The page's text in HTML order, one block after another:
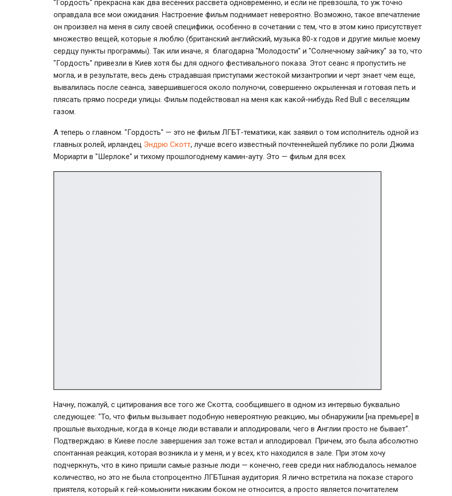
"Гордость" прекрасна как два весенних рассвета одновременно, и если не превзошла, то уж точно
оправдала все мои ожидания. Настроение фильм поднимает невероятно. Возможно, такое впечатление
он произвел на меня в силу своей специфики, особенно в сочетании с тем, что в этом кино присутствует
множество вещей, которые я люблю (британский английский, музыка 80-х годов и другие милые моему
сердцу пункты программы). Так или иначе, я благодарна "Молодости" и "Солнечному зайчику" за то, что
"Гордость" привезли в Киев хотя бы для одного фестивального показа. Этот сеанс я пропустить не
могла, и в результате, весь день страдавшая приступами жестокой мизантропии и черт знает чем еще,
вывалилась после сеанса, завершившегося около полуночи, совершенно окрыленная и готовая петь и
плясать прямо посреди улицы. Фильм подействовал на меня как какой-нибудь Red Bull с веселящим
газом.
А теперь о главном. "Гордость" — это не фильм ЛГБТ-тематики, как заявил о том исполнитель одной из
главных ролей, ирландец Эндрю Скотт, лучше всего известный почтеннейшей публике по роли Джима
Мориарти в "Шерлоке" и тихому прошлогоднему камин-ауту. Это — фильм для всех.
Начну, пожалуй, с цитирования все того же Скотта, сообщившего в одном из интервью буквально
следующее: "То, что фильм вызывает подобную невероятную реакцию, мы обнаружили [на премьере] в
прошлые выходные, когда в конце люди вставали и аплодировали, чего в Англии просто не бывает".
Подтверждаю: в Киеве после завершения зал тоже встал и аплодировал. Причем, это была абсолютно
спонтанная реакция, которая возникла и у меня, и у всех, кто находился в зале. При этом хочу
подчеркнуть, что в кино пришли самые разные люди — конечно, геев среди них наблюдалось немалое
количество, но это не была стопроцентно ЛГБТшная аудитория. Я лично встретила на показе старого
приятеля, который к гей-комьюнити никаким боком не относится, а просто является почитателем